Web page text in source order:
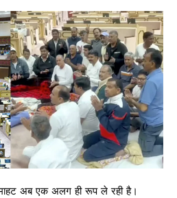
अब एक अलग ही रूप ले रही है।